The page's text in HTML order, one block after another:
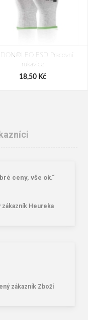
ESD Pracovní
rukavice
18,50 Kč
ceny, vše ok.“
zákazník Heureka
zákazník Zboží